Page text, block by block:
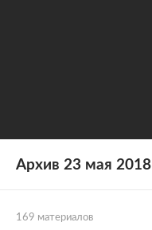
Архив 23 мая 2018
169 материалов